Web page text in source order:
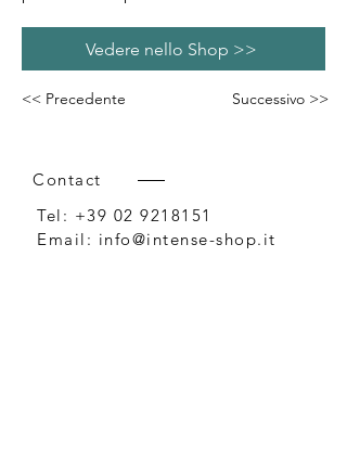
Vedere nello Shop >>
<< Precedente Successivo >>
Contact
Tel: +39 02 9218151
Email: info@intense-shop.it